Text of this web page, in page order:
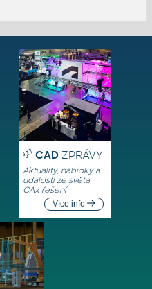
CADZPRÁVY
Aktuality, nabídky a
události ze světa
CAx řešení
Více info